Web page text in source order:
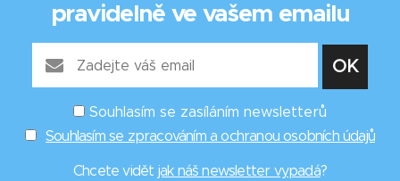
pravidelně ve vašem emailu
Souhlasím se zasíláním newsletterů
Souhlasím se zpracováním a ochranou osobních údajů
Chcete vidět jak náš newsletter vypadá?